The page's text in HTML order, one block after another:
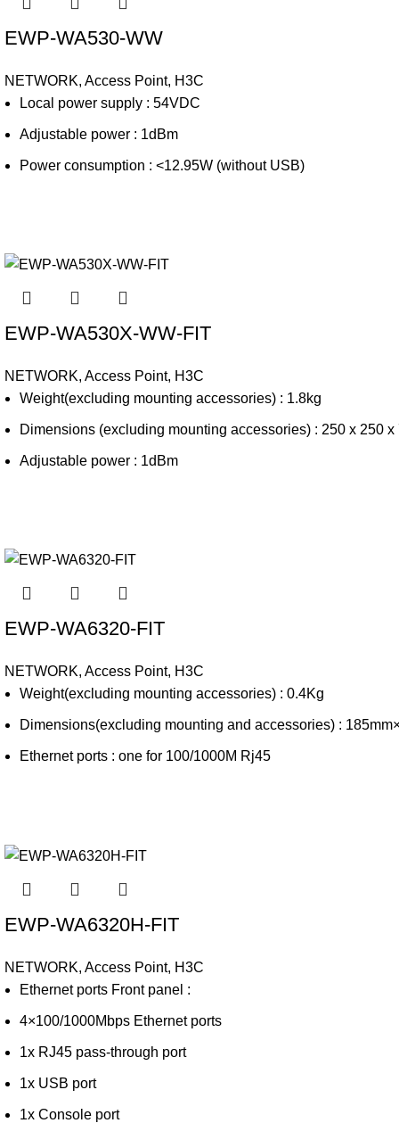
EWP-WA530-WW
NETWORK, Access Point, H3C
Local power supply : 54VDC
Adjustable power : 1dBm
Power consumption : <12.95W (without USB)
EWP-WA530X-WW-FIT
NETWORK, Access Point, H3C
Weight(excluding mounting accessories) : 1.8kg
Dimensions (excluding mounting accessories) : 250 x 250 x
Adjustable power : 1dBm
EWP-WA6320-FIT
NETWORK, Access Point, H3C
Weight(excluding mounting accessories) : 0.4Kg
Dimensions(excluding mounting and accessories) :
Ethernet ports : one for 100/1000M Rj45
EWP-WA6320H-FIT
NETWORK, Access Point, H3C
Ethernet ports Front panel :
4×100/1000Mbps Ethernet ports
1x RJ45 pass-through port
1x USB port
1x Console port